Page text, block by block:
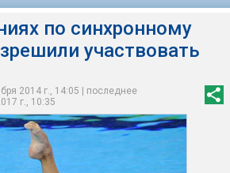
по синхронному
участвовать
2014 г., 14:05 | последнее
г., 10:35